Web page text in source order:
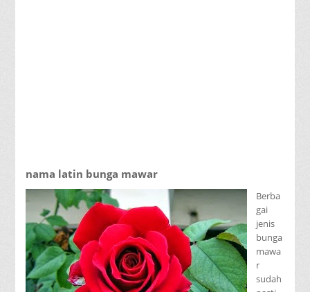
nama latin bunga mawar
Berba
gai
jenis
bunga
mawa
r
sudah